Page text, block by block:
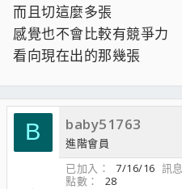
而且切這麼多張
感覺也不會比較有競爭力
看向現在出的那幾張
B baby51763
進階會員
已加入
7/16/16 訊息
點數
28